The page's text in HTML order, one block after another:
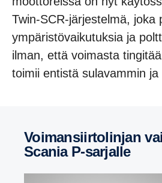
Twin-SCR-järjestelmä, joka
ympäristövaikutuksia ja
ilman, että voimasta
toimii entistä sulavammin ja
Voiman­siir­to­linjan vaihtoehdot
Scania P-​sarjalle